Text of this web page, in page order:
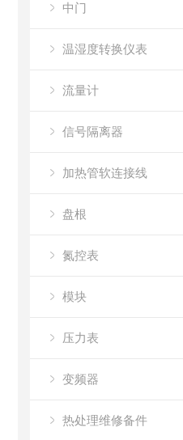
中门
温湿度转换仪表
流量计
信号隔离器
加热管软连接线
盘根
氮控表
模块
压力表
变频器
热处理维修备件